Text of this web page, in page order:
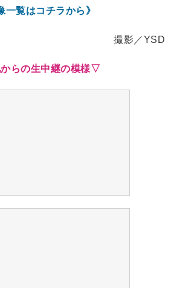
一覧はコチラから》
撮影／YSD
らの生中継の模様▽